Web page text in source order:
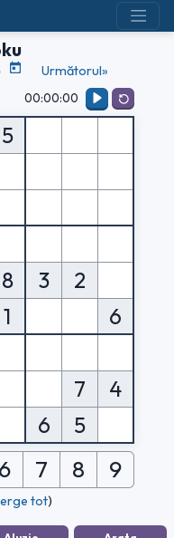
Următorul»
00:00:00
5
8
3
2
1
6
7
4
6 5
6 7 8 9
tot)